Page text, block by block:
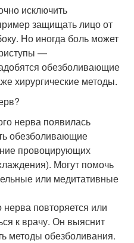
исключить
защищать лицо от
Но иногда боль может
—
обезболивающие
хирургические методы.
нерва появилась
обезболивающие
провоцирующих
Могут помочь
или медитативные
повторяется или
к врачу. Он выяснит
методы обезболивания.